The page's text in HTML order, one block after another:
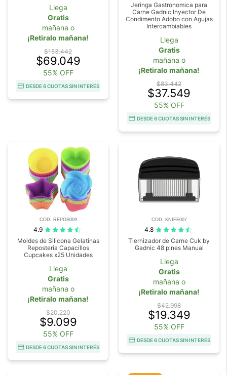
Llega
Gratis
mañana o
¡Retiralo mañana!
$153.442
$69.049
55% OFF
DESDE 6 CUOTAS SIN INTERÉS
Jeringa Gastronomica para
Carne Gadnic Inyector De
Condimento Adobo con Agujas
Intercambiables
Llega
Gratis
mañana o
¡Retiralo mañana!
$83.442
$37.549
55% OFF
DESDE 6 CUOTAS SIN INTERÉS
COD. REPOS009
4.9
Moldes de Silicona Gelatinas
Reposteria Capacillos
Cupcakes x25 Unidades
Llega
Gratis
mañana o
¡Retiralo mañana!
$20.220
$9.099
55% OFF
DESDE 6 CUOTAS SIN INTERÉS
COD. KNIFE007
4.8
Tiernizador de Carne Cuk by
Gadnic 48 pines Manual
Llega
Gratis
mañana o
¡Retiralo mañana!
$42.998
$19.349
55% OFF
DESDE 6 CUOTAS SIN INTERÉS